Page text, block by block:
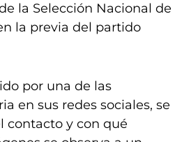
la Selección Nacional de
la previa del partido
por una de las
en sus redes sociales, se
contacto y con qué